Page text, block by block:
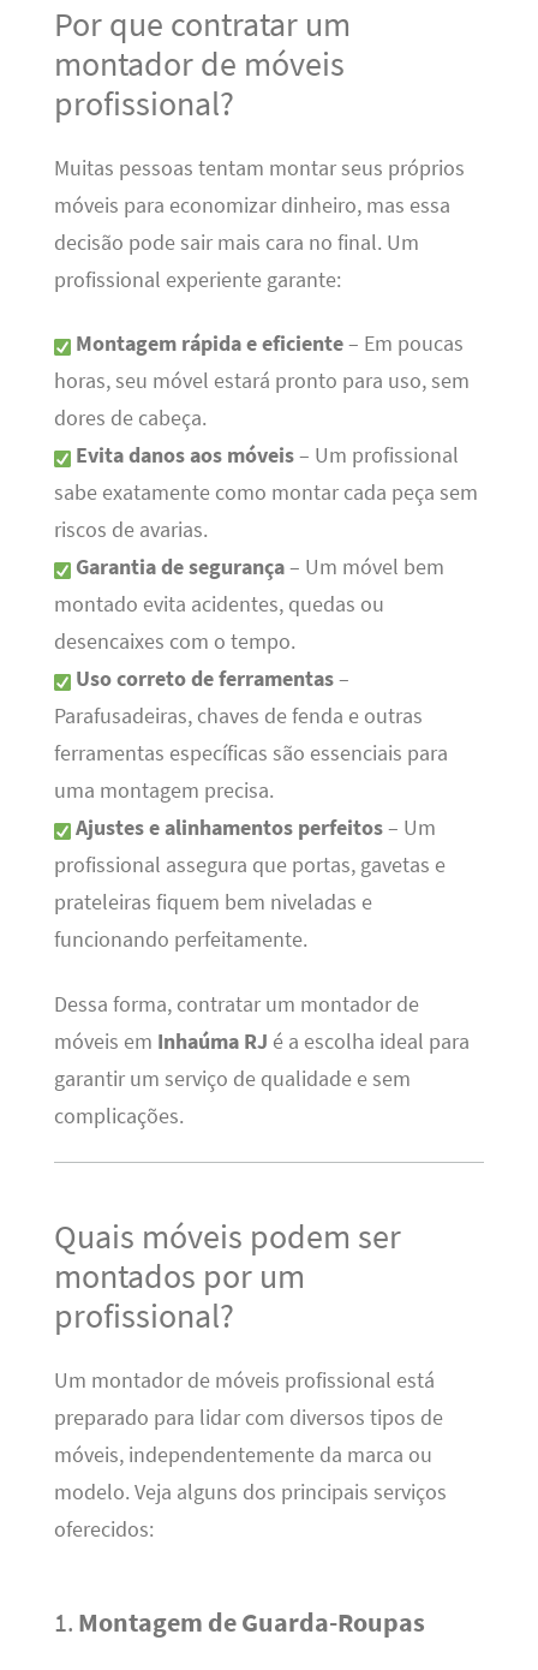
Por que contratar um
montador de móveis
profissional?
Muitas pessoas tentam montar seus próprios
móveis para economizar dinheiro, mas essa
decisão pode sair mais cara no final. Um
profissional experiente garante:
Montagem rápida e eficiente– Em poucas
horas, seu móvel estará pronto para uso, sem
dores de cabeça.
Evita danos aos móveis– Um profissional
sabe exatamente como montar cada peça sem
riscos de avarias.
Garantia de segurança– Um móvel bem
montado evita acidentes, quedas ou
desencaixes com o tempo.
Uso correto de ferramentas–
Parafusadeiras, chaves de fenda e outras
ferramentas específicas são essenciais para
uma montagem precisa.
Ajustes e alinhamentos perfeitos– Um
profissional assegura que portas, gavetas e
prateleiras fiquem bem niveladas e
funcionando perfeitamente.
Dessa forma, contratar um montador de
móveis em Inhaúma RJ é a escolha ideal para
garantir um serviço de qualidade e sem
complicações.
Quais móveis podem ser
montados por um
profissional?
Um montador de móveis profissional está
preparado para lidar com diversos tipos de
móveis, independentemente da marca ou
modelo. Veja alguns dos principais serviços
oferecidos:
1. Montagem de Guarda-Roupas